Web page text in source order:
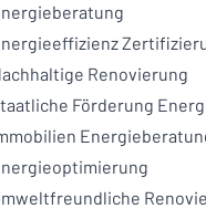
Renovierung
Förderung